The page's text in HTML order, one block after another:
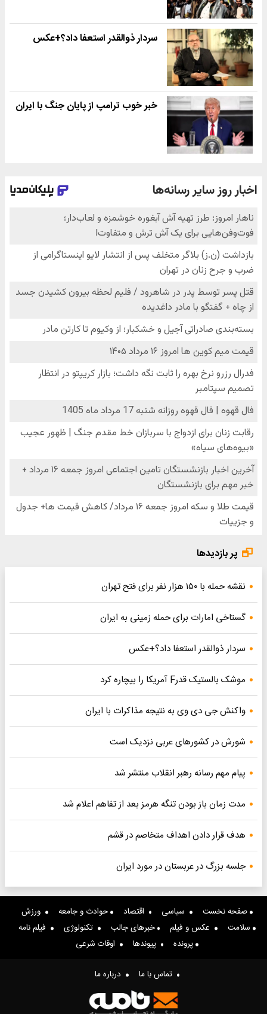
سردار ذوالقدر استعفا داد؟+عکس
خبر خوب ترامپ از پایان جنگ با ایران
پر بازدیدها
نقشه حمله با ۱۵۰ هزار نفر برای فتح تهران
گستاخی امارات برای حمله زمینی به ایران
سردار ذوالقدر استعفا داد؟+عکس
موشک بالستیک قدرF آمریکا را بیچاره کرد
واکنش جی دی وی به نتیجه مذاکرات با ایران
شورش در کشورهای عربی نزدیک است
پیام مهم رسانه رهبر انقلاب منتشر شد
مدت زمان باز بودن تنگه هرمز بعد از تفاهم اعلام شد
هدف قرار دادن اهداف متخاصم در قشم
جلسه بزرگ در عربستان در مورد ایران
صفحه نخست سیاسی اقتصاد حوادث و جامعه
ورزش
سلامت
عکس و فیلم خبرهای جالب تکنولوژی
فیلم نامه
پرونده
پیوندها اوقات شرعی
تماس با ما درباره ما